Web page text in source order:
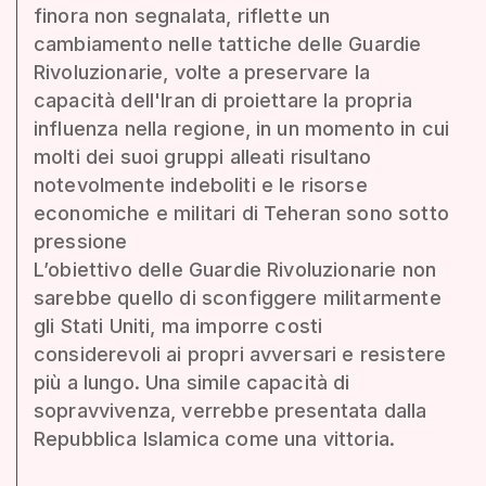
finora non segnalata, riflette un
cambiamento nelle tattiche delle Guardie
Rivoluzionarie, volte a preservare la
capacità dell'Iran di proiettare la propria
influenza nella regione, in un momento in cui
molti dei suoi gruppi alleati risultano
notevolmente indeboliti e le risorse
economiche e militari di Teheran sono sotto
pressione
L’obiettivo delle Guardie Rivoluzionarie non
sarebbe quello di sconfiggere militarmente
gli Stati Uniti, ma imporre costi
considerevoli ai propri avversari e resistere
più a lungo. Una simile capacità di
sopravvivenza, verrebbe presentata dalla
Repubblica Islamica come una vittoria.